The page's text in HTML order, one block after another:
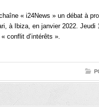
« i24News » un débat à
à Ibiza, en janvier 2022. Jeudi
conflit d’intérêts ».